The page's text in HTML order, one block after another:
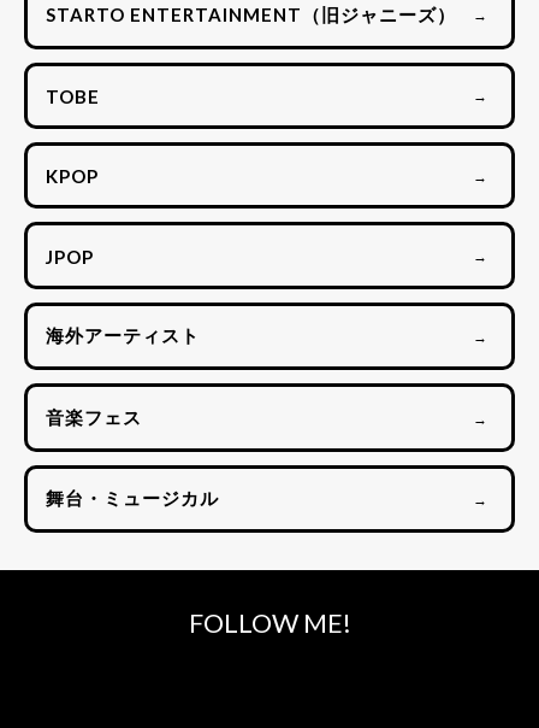
STARTO ENTERTAINMENT（旧ジャニーズ） →
TOBE →
KPOP →
JPOP →
海外アーティスト →
音楽フェス →
舞台・ミュージカル →
FOLLOW ME!